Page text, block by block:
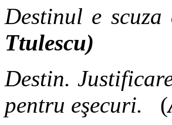
Destinul e
Ttulescu)
Destin.
pentru eşecuri. (